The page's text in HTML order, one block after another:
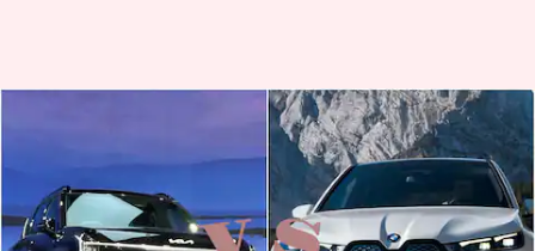
किआ EV9 बनाम BMW iX: दोनों से
कौनसी है पैसा वसूल इलेक्ट्रिक
SUV?
लेखन दिनेश चंद शर्मा Oct 05, 2024 01:18 pm